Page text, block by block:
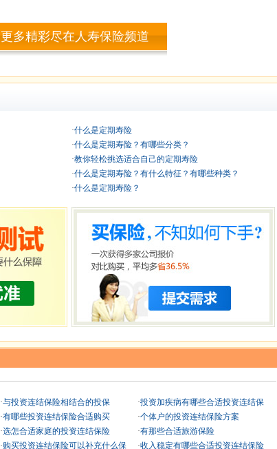
更多精彩尽在人寿保险频道
·什么是定期寿险
·什么是定期寿险？有哪些分类？
·教你轻松挑选适合自己的定期寿险
·什么是定期寿险？有什么特征？有哪些种类？
·什么是定期寿险？
·与投资连结保险相结合的投保
·有哪些投资连结保险合适购买
·选怎合适家庭的投资连结保险
·购买投资连结保险可以补充什么保
·投资加疾病有哪些合适投资连结保
·个体户的投资连结保险方案
·有那些合适旅游保险
·收入稳定有哪些合适投资连结保险